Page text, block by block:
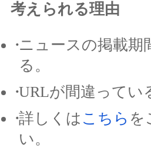
考えられる理由
ニュースの掲載期
る。
URLが間違ってい
詳しくは こちら を
い。